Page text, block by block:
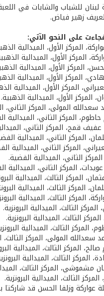
لبنان للشباب والشابات في
زهير فياض.
على النحو الآتي:
المركز الأول، الميدالية
المركز الأول، الميدالية
المركز الأول، الميدالية
المركز الأول، الميدالية
المركز الأول، الميدالية
المركز الأول، الميدالية الذهبية.
المولى، المركز الثاني،
المركز الثاني، الميدالية
قمح، المركز الثاني،
المركز الثاني، الميدالية
المركز الثاني، الميدالية
الثاني، الميدالية الفضية.
المركز الثاني، الميدالية
المركز الثالث، الميدالية
الثالث، الميدالية
المركز الثالث، الميدالية
الثالث، الميدالية البرونزية.
الثالث، الميدالية البرونزية.
الثالث، الميدالية
المولى، المركز الثالث،
المركز الثالث، الميدالية
الثالث، الميدالية
المركز الثالث،
الثالث، الميدالية البرونزية.
عواركة وزلفا الحسن قد